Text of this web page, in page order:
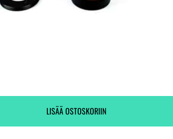
LISÄÄ OSTOSKORIIN